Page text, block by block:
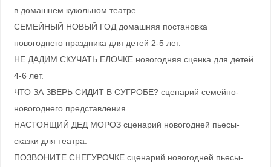
в домашнем кукольном театре.
СЕМЕЙНЫЙ НОВЫЙ ГОД домашняя постановка
новогоднего праздника для детей 2-5 лет.
НЕ ДАДИМ СКУЧАТЬ ЕЛОЧКЕ новогодняя сценка для детей
4-6 лет.
ЧТО ЗА ЗВЕРЬ СИДИТ В СУГРОБЕ? сценарий семейно-
новогоднего представления.
НАСТОЯЩИЙ ДЕД МОРОЗ сценарий новогодней пьесы-
сказки для театра.
ПОЗВОНИТЕ СНЕГУРОЧКЕ сценарий новогодней пьесы-